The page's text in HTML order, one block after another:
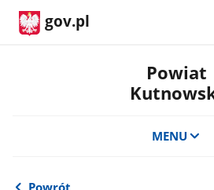
gov.pl
Powiat
MENU
Powrót